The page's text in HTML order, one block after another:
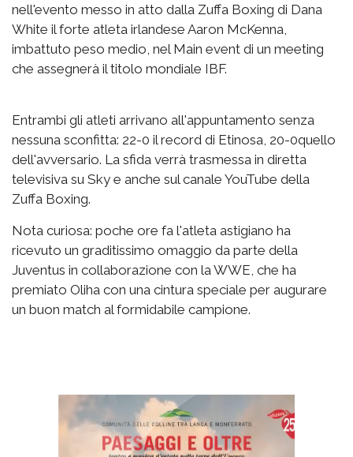
nell'evento messo in atto dalla Zuffa Boxing di Dana
White il forte atleta irlandese Aaron McKenna,
imbattuto peso medio, nel Main event di un meeting
che assegnerà il titolo mondiale IBF.
Entrambi gli atleti arrivano all'appuntamento senza
nessuna sconfitta: 22-0 il record di Etinosa, 20-0quello
dell'avversario. La sfida verrà trasmessa in diretta
televisiva su Sky e anche sul canale YouTube della
Zuffa Boxing.
Nota curiosa: poche ore fa l'atleta astigiano ha
ricevuto un graditissimo omaggio da parte della
Juventus in collaborazione con la WWE, che ha
premiato Oliha con una cintura speciale per augurare
un buon match al formidabile campione.